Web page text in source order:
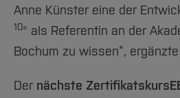
Anne Künster eine der
10® als Referentin an der
Bochum zu wissen“,
Der nächste Zertifikatskurs